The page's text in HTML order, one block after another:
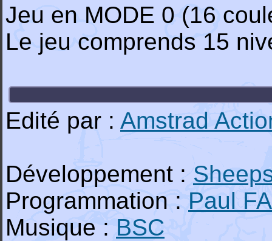
Jeu en MODE 0 (16
Le jeu comprends 15
Edité par : Amstrad
Développement :
Programmation : Paul
Musique : BSC